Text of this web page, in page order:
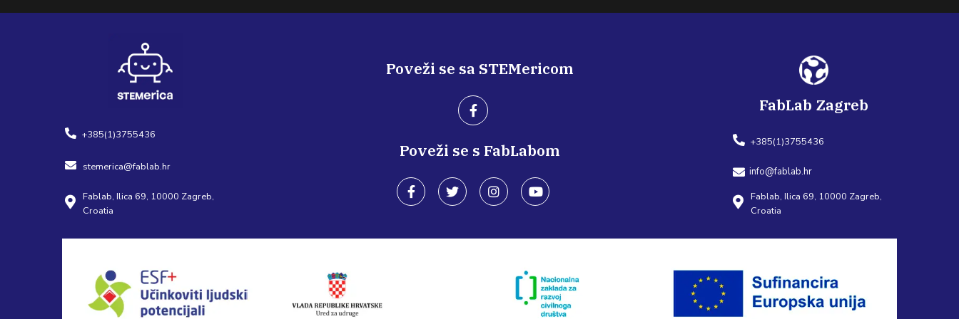
+385(1)3755436
stemerica@fablab.hr
Fablab, Ilica 69, 10000 Zagreb,
Croatia
Poveži se sa STEMericom
Poveži se s FabLabom
FabLab Zagreb
+385(1)3755436
info@fablab.hr
Fablab, Ilica 69, 10000 Zagreb,
Croatia